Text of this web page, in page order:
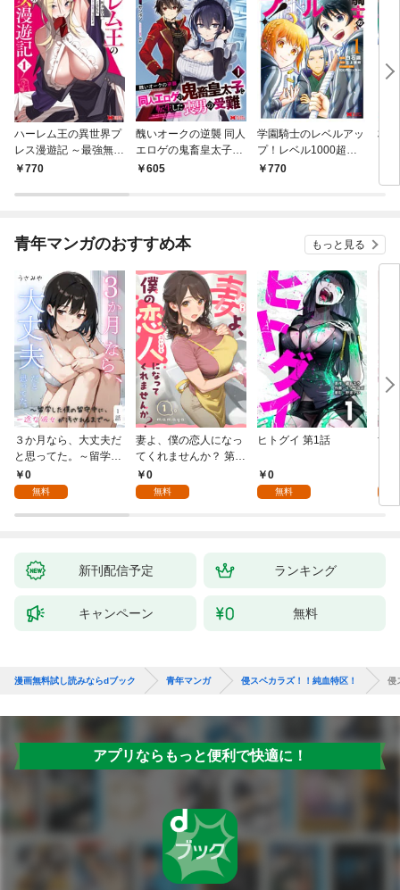
ハーレム王の異世界プ
レス漫遊記 ～最強無双
のおじさんはあらゆる
ミック） 1
770
醜いオークの逆襲 同人
エロゲの鬼畜皇太子に
転生した喪男の受難
605
学園騎士のレベルアッ
プ！レベル1000超え
の転生者、落ちこぼれ
770
村
青年マンガのおすすめ本 もっと見る
３か月なら、大丈夫だ
と思ってた。～留学し
た僕の留守中に、一途
な彼女が汚されるまで
0
無料
妻よ、僕の恋人になっ
てくれませんか？ 第1
話0
無料
ヒトグイ 第1話
0
無料
世
新刊配信予定 ランキング
キャンペーン 無料
漫画無料試し読みならdブック 青年マンガ 侵スベカラズ！！純血特区！ 侵
アプリならもっと便利で快適に！